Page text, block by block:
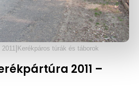
2011 Kerékpáros túrák és táborok
2011 –